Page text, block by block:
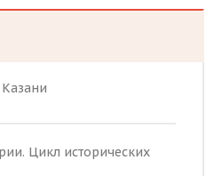
Цикл исторических